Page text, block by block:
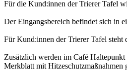
Für die Kund:innen der Trierer Tafel
Der Eingangsbereich befindet sich in
Für Kund:innen der Trierer Tafel steht
Zusätzlich werden im Café
Merkblatt mit Hitzeschutzmaßnahmen